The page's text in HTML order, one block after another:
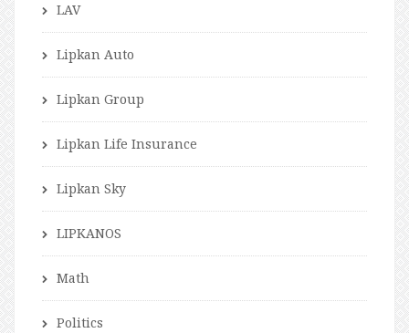
LAV
Lipkan Auto
Lipkan Group
Lipkan Life Insurance
Lipkan Sky
LIPKANOS
Math
Politics